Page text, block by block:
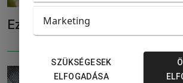
Ezért igyunk fügelevél teát
Marketing
SZÜKSÉGESEK
ELFOGADÁSA